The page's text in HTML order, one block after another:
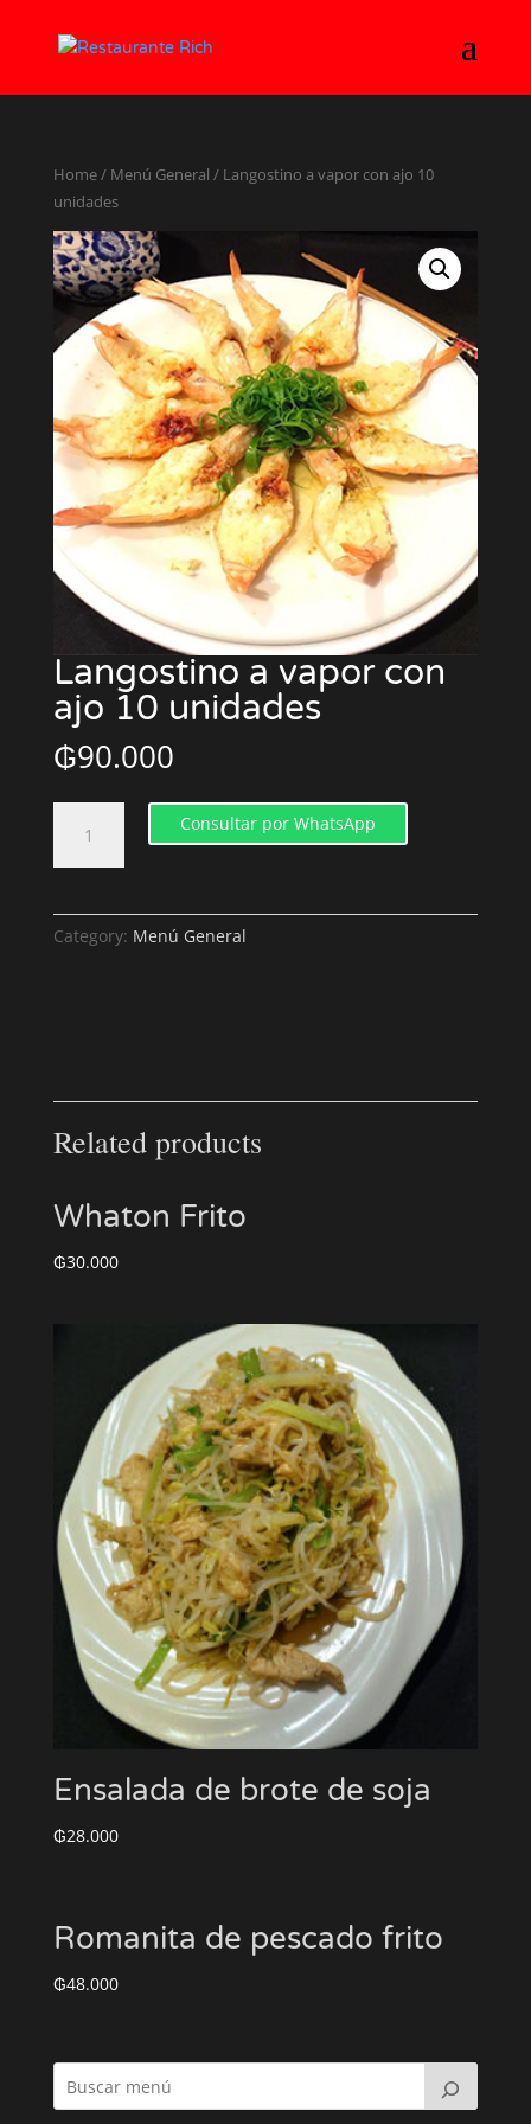
Home/ Menú General / Langostino a vapor con ajo 10
unidades
Langostino a vapor con
ajo 10 unidades
₲90.000
vapor
Consultar por WhatsApp
Category: Menú General
Related products
Whaton Frito
₲30.000
Ensalada de brote de soja
₲28.000
Romanita de pescado frito
₲48.000